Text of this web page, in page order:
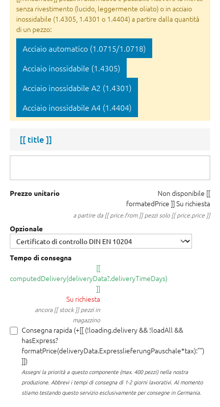
senza rivestimento (lucido, leggermente oliato) o in acciaio
inossidabile (1.4305, 1.4301 o 1.4404) a partire dalla quantità
di un pezzo:
Acciaio automatico (1.0715/1.0718)
Acciaio inossidabile (1.4305)
Acciaio inossidabile A2 (1.4301)
Acciaio inossidabile A4 (1.4404)
[[ title ]]
Prezzo unitario Non disponibile [[
formatedPrice ]] Su richiesta
a partire da [[ price.from ]] pezzi solo [[ price.price ]]
Opzionale
Tempo di consegna
[[
computedDelivery(deliveryData?.deliveryTimeDays)
]]
Su richiesta
ancora [[ stock ]] pezzi in
magazzino
Consegna rapida (+[[ (!loading.delivery && !loadAll &&
hasExpress?
formatPrice(deliveryData.ExpresslieferungPauschale*tax):"")
]])
Assegni la priorità a questo componente (max. 400 pezzi) nella nostra
produzione. Abbrevi i tempi di consegna di 1-2 giorni lavorativi. Al momento
stiamo testando questo servizio esclusivamente per consegne in Germania.